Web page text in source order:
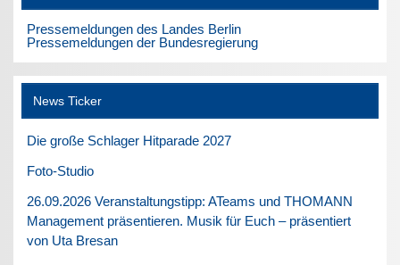
Pressemeldungen des Landes Berlin
Pressemeldungen der Bundesregierung
News Ticker
Die große Schlager Hitparade 2027
Foto-Studio
26.09.2026 Veranstaltungstipp: ATeams und THOMANN
Management präsentieren. Musik für Euch – präsentiert
von Uta Bresan